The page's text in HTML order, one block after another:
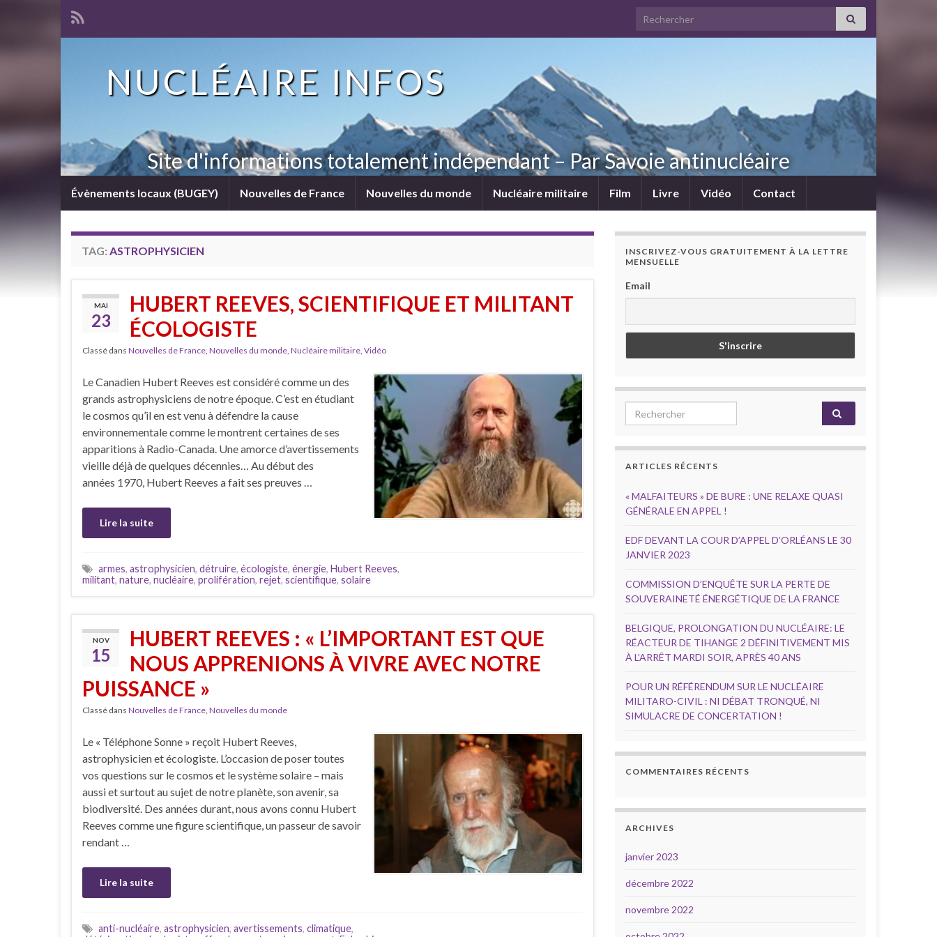
Search for:
NUCLÉAIRE INFOS
Site d'informations totalement indépendant – Par Savoie antinucléaire
Évènements locaux (BUGEY) Nouvelles de France Nouvelles du monde Nucléaire militaire Film Livre Vidéo Contact
TAG: ASTROPHYSICIEN
MAI
23
HUBERT REEVES, SCIENTIFIQUE ET MILITANT
ÉCOLOGISTE
Classé dans Nouvelles de France, Nouvelles du monde, Nucléaire militaire, Vidéo
Le Canadien Hubert Reeves est considéré comme un des
grands astrophysiciens de notre époque. C’est en étudiant
le cosmos qu’il en est venu à défendre la cause
environnementale comme le montrent certaines de ses
apparitions à Radio-Canada. Une amorce d’avertissements
vieille déjà de quelques décennies… Au début des
années 1970, Hubert Reeves a fait ses preuves …
Lire la suite
armes, astrophysicien, détruire, écologiste, énergie, Hubert Reeves,
militant, nature, nucléaire, prolifération, rejet, scientifique, solaire
NOV
15
HUBERT REEVES : « L’IMPORTANT EST QUE
NOUS APPRENIONS À VIVRE AVEC NOTRE
PUISSANCE »
Classé dans Nouvelles de France, Nouvelles du monde
Le « Téléphone Sonne » reçoit Hubert Reeves,
astrophysicien et écologiste. L’occasion de poser toutes
vos questions sur le cosmos et le système solaire – mais
aussi et surtout au sujet de notre planète, son avenir, sa
biodiversité. Des années durant, nous avons connu Hubert
Reeves comme une figure scientifique, un passeur de savoir
rendant …
Lire la suite
anti-nucléaire, astrophysicien, avertissements, climatique,
INSCRIVEZ-VOUS GRATUITEMENT À LA LETTRE
MENSUELLE
Email
Search for:
ARTICLES RÉCENTS
« MALFAITEURS » DE BURE : UNE RELAXE QUASI
GÉNÉRALE EN APPEL !
EDF DEVANT LA COUR D’APPEL D’ORLÉANS LE 30
JANVIER 2023
COMMISSION D’ENQUÊTE SUR LA PERTE DE
SOUVERAINETÉ ÉNERGÉTIQUE DE LA FRANCE
BELGIQUE, PROLONGATION DU NUCLÉAIRE: LE
RÉACTEUR DE TIHANGE 2 DÉFINITIVEMENT MIS
À L’ARRÊT MARDI SOIR, APRÈS 40 ANS
POUR UN RÉFÉRENDUM SUR LE NUCLÉAIRE
MILITARO-CIVIL : NI DÉBAT TRONQUÉ, NI
SIMULACRE DE CONCERTATION !
COMMENTAIRES RÉCENTS
ARCHIVES
janvier 2023
décembre 2022
novembre 2022